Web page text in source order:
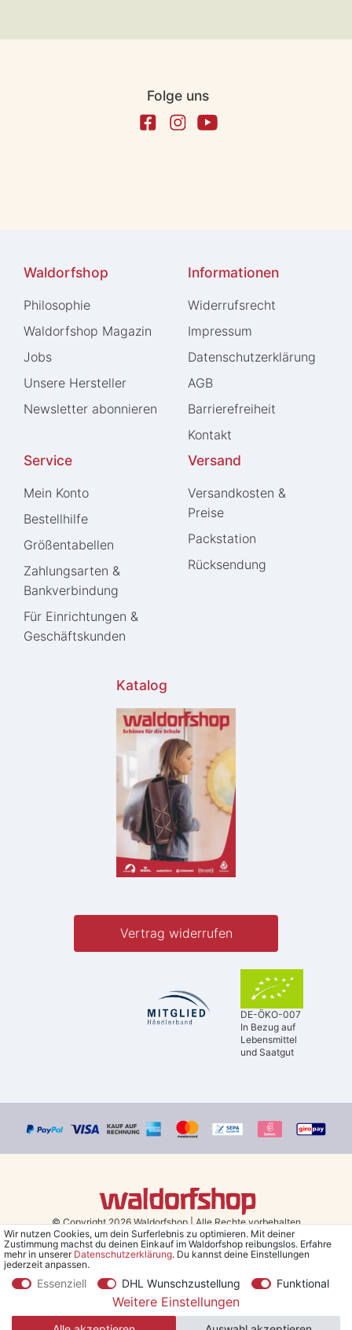
Folge uns
Waldorfshop
Philosophie
Waldorfshop Magazin
Jobs
Unsere Hersteller
Newsletter abonnieren
Informationen
Widerrufs­recht
Impressum
Daten­schutz­erklärung
AGB
Barrierefreiheit
Kontakt
Service
Mein Konto
Bestellhilfe
Größentabellen
Zahlungsarten &
Bankverbindung
Für Einrichtungen &
Geschäftskunden
Versand
Versandkosten &
Preise
Packstation
Rücksendung
Katalog
Vertrag widerrufen
DE-ÖKO-007
In Bezug auf
Lebensmittel
und Saatgut
© Copyright 2026 Waldorfshop|Alle Rechte vorbehalten.
Bestellungen mit Prio Versand bis 13 Uhr, garantierter Versand am
*Kostenlose Lieferung in Deutschland und Österreich ab 79 €.
nur für Sparversand - ausgenommen Sperrgut und Speditionsware)
Wir nutzen Cookies, um dein Surferlebnis zu optimieren. Mit deiner
Zustimmung machst du deinen Einkauf im Waldorfshop reibungslos. Erfahre
mehr in unserer Daten­schutz­erklärung. Du kannst deine Einstellungen
jederzeit anpassen.
Essenziell DHL Wunschzustellung Funktional
Weitere Einstellungen